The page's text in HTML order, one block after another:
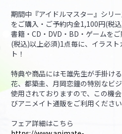
期間中『アイドルマスター』シリ
をご購入・ご予約内金1,100円(税込)
書籍・CD・DVD・BD・ゲームを
(税込)以上必須)1点毎に、イラス
ト！
特典や商品にはモ誰先生が手掛け
花、都築圭、月岡恋鐘の特別なビ
使用されておりますので、この機
びアニメイト通販をご利用ください
フェア詳細はこちら